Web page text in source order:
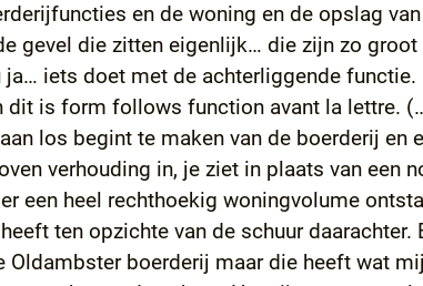
en de woning en de opslag
gevel die zitten eigenlijk… die zijn zo
iets doet met de achterliggende
is form follows function avant la lettre.
los begint te maken van de boerderij
verhouding in, je ziet in plaats van een
een heel rechthoekig woningvolume
ten opzichte van de schuur
Oldambster boerderij maar die heeft wat